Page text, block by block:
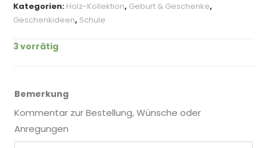
Kategorien: Holz-Kollektion, Geburt & Geschenke,
Geschenkideen, Schule
3 vorrätig
Bemerkung
Kommentar zur Bestellung, Wünsche oder
Anregungen